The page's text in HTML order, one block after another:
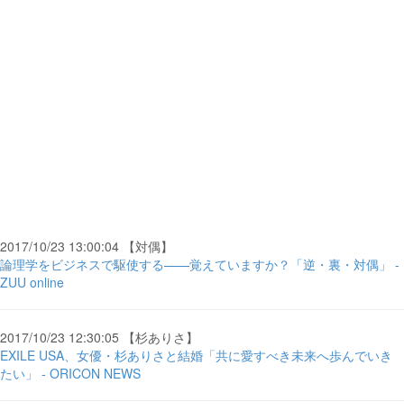
2017/10/23 13:00:04 【対偶】
論理学をビジネスで駆使する——覚えていますか？「逆・裏・対偶」 -
ZUU online
2017/10/23 12:30:05 【杉ありさ】
EXILE USA、女優・杉ありさと結婚「共に愛すべき未来へ歩んでいき
たい」 - ORICON NEWS